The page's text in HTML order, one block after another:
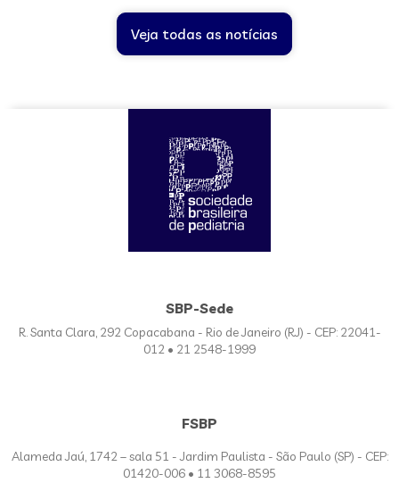
Veja todas as notícias
SBP-Sede
R. Santa Clara, 292 Copacabana - Rio de Janeiro (RJ) - CEP: 22041-
012 • 21 2548-1999
FSBP
Alameda Jaú, 1742 – sala 51 - Jardim Paulista - São Paulo (SP) - CEP:
01420-006 • 11 3068-8595